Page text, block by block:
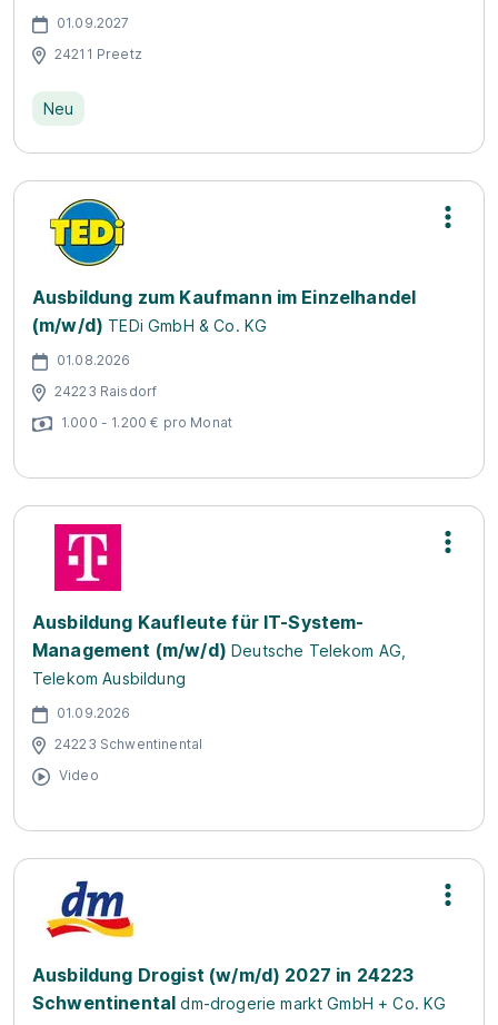
01.09.2027
24211 Preetz
Neu
Ausbildung zum Kaufmann im Einzelhandel
(m/w/d) TEDi GmbH & Co. KG
01.08.2026
24223 Raisdorf
1.000 - 1.200 € pro Monat
Ausbildung Kaufleute für IT-System-
Management (m/w/d) Deutsche Telekom AG,
Telekom Ausbildung
01.09.2026
24223 Schwentinental
Video
Ausbildung Drogist (w/m/d) 2027 in 24223
Schwentinental dm-drogerie markt GmbH + Co. KG